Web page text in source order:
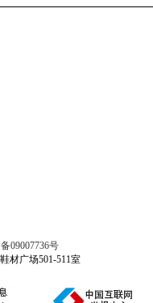
09007736号
材广场501-511室